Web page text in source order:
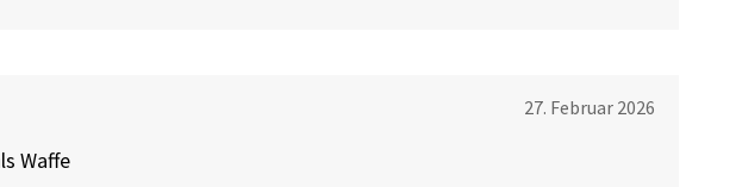
Waffe
27. Februar 2026